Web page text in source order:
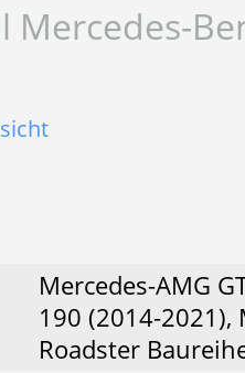
Mercedes-
Mercedes-AMG
190 (2014-2021),
Roadster